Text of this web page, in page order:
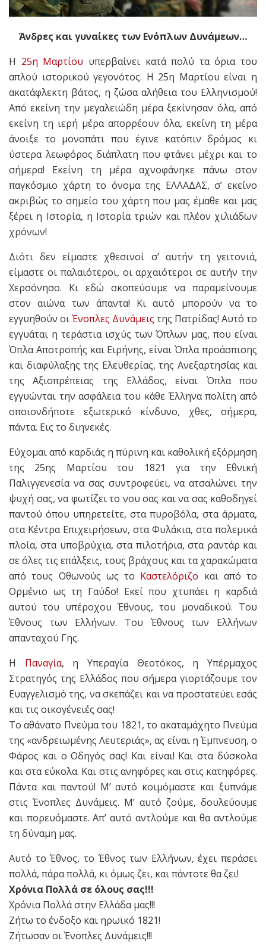
Άνδρες και γυναίκες των Ενόπλων Δυνάμεων…
Η 25η Μαρτίου υπερβαίνει κατά πολύ τα όρια του
απλού ιστορικού γεγονότος. Η 25η Μαρτίου είναι η
ακατάφλεκτη βάτος, η ζώσα αλήθεια του Ελληνισμού!
Από εκείνη την μεγαλειώδη μέρα ξεκίνησαν όλα, από
εκείνη τη ιερή μέρα απορρέουν όλα, εκείνη τη μέρα
άνοιξε το μονοπάτι που έγινε κατόπιν δρόμος κι
ύστερα λεωφόρος διάπλατη που φτάνει μέχρι και το
σήμερα! Εκείνη τη μέρα αχνοφάνηκε πάνω στον
παγκόσμιο χάρτη το όνομα της ΕΛΛΑΔΑΣ, σ’ εκείνο
ακριβώς το σημείο του χάρτη που μας έμαθε και μας
ξέρει η Ιστορία, η Ιστορία τριών και πλέον χιλιάδων
χρόνων!
Διότι δεν είμαστε χθεσινοί σ’ αυτήν τη γειτονιά,
είμαστε οι παλαιότεροι, οι αρχαιότεροι σε αυτήν την
Χερσόνησο. Κι εδώ σκοπεύουμε να παραμείνουμε
στον αιώνα των άπαντα! Κι αυτό μπορούν να το
εγγυηθούν οιΈνοπλες Δυνάμεις της Πατρίδας! Αυτό το
εγγυάται η τεράστια ισχύς των Όπλων μας, που είναι
Όπλα Αποτροπής και Ειρήνης, είναι Όπλα προάσπισης
και διαφύλαξης της Ελευθερίας, της Ανεξαρτησίας και
της Αξιοπρέπειας της Ελλάδος, είναι Όπλα που
εγγυώνται την ασφάλεια του κάθε Έλληνα πολίτη από
οποιονδήποτε εξωτερικό κίνδυνο, χθες, σήμερα,
πάντα. Εις το διηνεκές.
Εύχομαι από καρδιάς η πύρινη και καθολική εξόρμηση
της 25ης Μαρτίου του 1821 για την Εθνική
Παλιγγενεσία να σας συντροφεύει, να ατσαλώνει την
ψυχή σας, να φωτίζει το νου σας και να σας καθοδηγεί
παντού όπου υπηρετείτε, στα πυροβόλα, στα άρματα,
στα Κέντρα Επιχειρήσεων, στα Φυλάκια, στα πολεμικά
πλοία, στα υποβρύχια, στα πιλοτήρια, στα ραντάρ και
σε όλες τις επάλξεις, τους βράχους και τα χαρακώματα
από τους Οθωνούς ως το Καστελόριζο και από το
Ορμένιο ως τη Γαύδο! Εκεί που χτυπάει η καρδιά
αυτού του υπέροχου Έθνους, του μοναδικού. Του
Έθνους των Ελλήνων. Του Έθνους των Ελλήνων
απανταχού Γης.
Η Παναγία, η Υπεραγία Θεοτόκος, η Υπέρμαχος
Στρατηγός της Ελλάδος που σήμερα γιορτάζουμε τον
Ευαγγελισμό της, να σκεπάζει και να προστατεύει εσάς
και τις οικογένειές σας!
Το αθάνατο Πνεύμα του 1821, το ακαταμάχητο Πνεύμα
της «ανδρειωμένης Λευτεριάς», ας είναι η Έμπνευση, ο
Φάρος και ο Οδηγός σας! Και είναι! Και στα δύσκολα
και στα εύκολα. Και στις ανηφόρες και στις κατηφόρες.
Πάντα και παντού! Μ’ αυτό κοιμόμαστε και ξυπνάμε
στις Ένοπλες Δυνάμεις. Μ’ αυτό ζούμε, δουλεύουμε
και πορευόμαστε. Απ’ αυτό αντλούμε και θα αντλούμε
τη δύναμη μας.
Αυτό το Έθνος, το Έθνος των Ελλήνων, έχει περάσει
πολλά, πάρα πολλά, κι όμως ζει, και πάντοτε θα ζει!
Χρόνια Πολλά σε όλους σας!!!
Χρόνια Πολλά στην Ελλάδα μας!!!
Ζήτω το ένδοξο και ηρωϊκό 1821!
Ζήτωσαν οι Ένοπλες Δυνάμεις!!!